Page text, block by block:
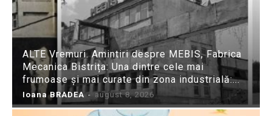
ALTE Vremuri. Amintiri despre MEBIS, Fabrica
Mecanica Bistrița: Una dintre cele mai
frumoase și mai curate din zona industrială:...
Ioana BRADEA - august 8, 2026